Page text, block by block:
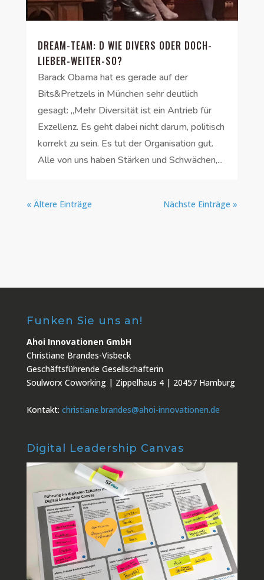
DREAM-TEAM: D WIE DIVERS ODER DOCH-
LIEBER-WEITER-SO?
Barack Obama hat es gerade auf der
Bits&Pretzels in München sehr deutlich
gesagt: „Mehr Diversität ist ein Antrieb für
Exzellenz. Es geht dabei nicht darum, politisch
korrekt zu sein. Es tut der Organisation gut.
Alle von uns haben Stärken und Schwächen,...
« Ältere Einträge Nächste Einträge »
Funken Sie uns an!
Ahoi Innovationen GmbH
Christiane Brandes-Visbeck
Geschäftsführende Gesellschafterin
Soulworx Coworking | Zippelhaus 4 | 20457 Hamburg
Kontakt: christiane.brandes@ahoi-innovationen.de
Digital Leadership Canvas